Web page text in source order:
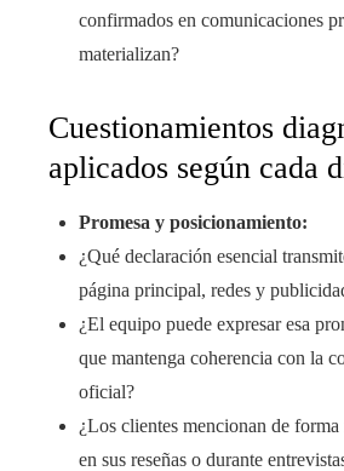
confirmados en comunicaciones
materializan?
Cuestionamientos
aplicados según cada
Promesa y posicionamiento:
¿Qué declaración esencial
página principal, redes y
¿El equipo puede expresar esa
que mantenga coherencia con la
oficial?
¿Los clientes mencionan de forma
en sus reseñas o durante